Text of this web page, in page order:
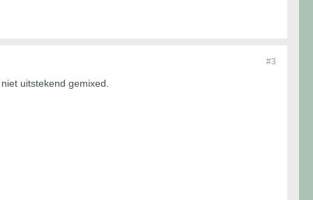
#3
uitstekend gemixed.